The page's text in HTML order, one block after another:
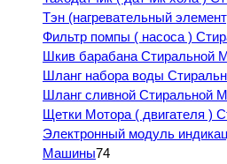
Тэн (нагревательный
Фильтр помпы ( насоса )
Шкив барабана Стиральной
Шланг набора воды
Шланг сливной Стиральной
Щетки Мотора ( двигателя )
Электронный модуль
Машины74